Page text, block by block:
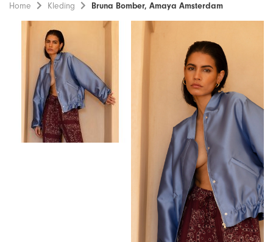
Home Kleding Bruna Bomber, Amaya Amsterdam